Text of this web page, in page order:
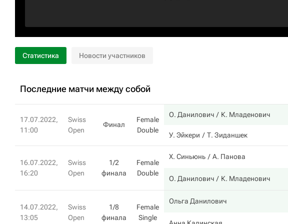
Статистика Новости участников
Последние матчи между собой
17.07.2022,
11:00
Swiss
Open
Финал
Female
Double
О. Данилович К. Младенович
У. Эйкери Т. Зиданшек
16.07.2022,
16:20
Swiss
Open
1/2
финала
Female
Double
Х. Синьюнь А. Панова
О. Данилович К. Младенович
14.07.2022,
13:05
Swiss
Open
1/8
финала
Female
Single
Ольга Данилович